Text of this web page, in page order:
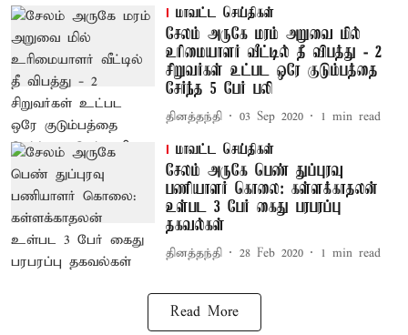
மாவட்ட செய்திகள்
சேலம் அருகே மரம் அறுவை மில்
உரிமையாளர் வீட்டில் தீ விபத்து - 2
சிறுவர்கள் உட்பட ஒரே குடும்பத்தை
சேர்ந்த 5 பேர் பலி
தினத்தந்தி 03 Sep 2020 1 min read
மாவட்ட செய்திகள்
சேலம் அருகே பெண் துப்புரவு
பணியாளர் கொலை: கள்ளக்காதலன்
உள்பட 3 பேர் கைது பரபரப்பு
தகவல்கள்
தினத்தந்தி 28 Feb 2020 1 min read
Read More